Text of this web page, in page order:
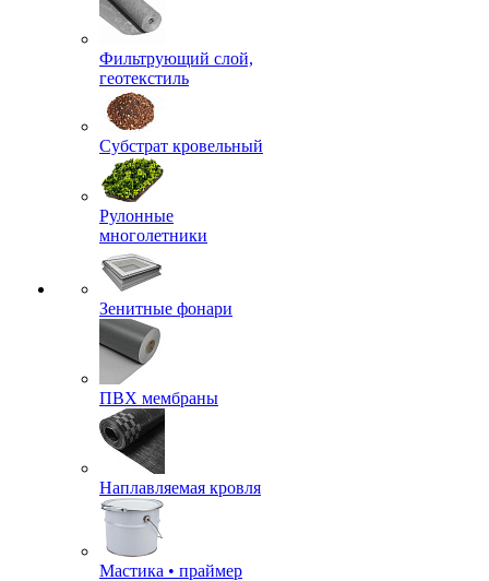
Фильтрующий слой,
геотекстиль
Субстрат кровельный
Рулонные
многолетники
Зенитные фонари
ПВХ мембраны
Наплавляемая кровля
Мастика • праймер